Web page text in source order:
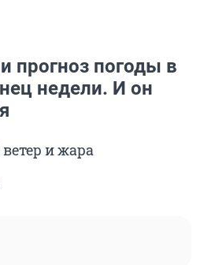
прогноз погоды в
недели. И он
и жара